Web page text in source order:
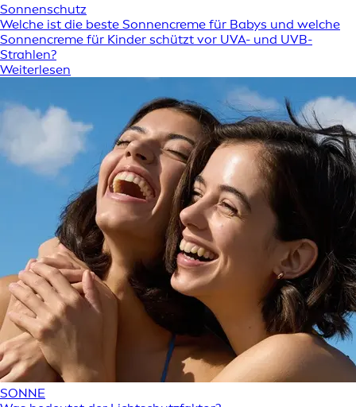
Sonnenschutz
Welche ist die beste Sonnencreme für Babys und welche
Sonnencreme für Kinder schützt vor UVA- und UVB-
Strahlen?
Weiterlesen
SONNE